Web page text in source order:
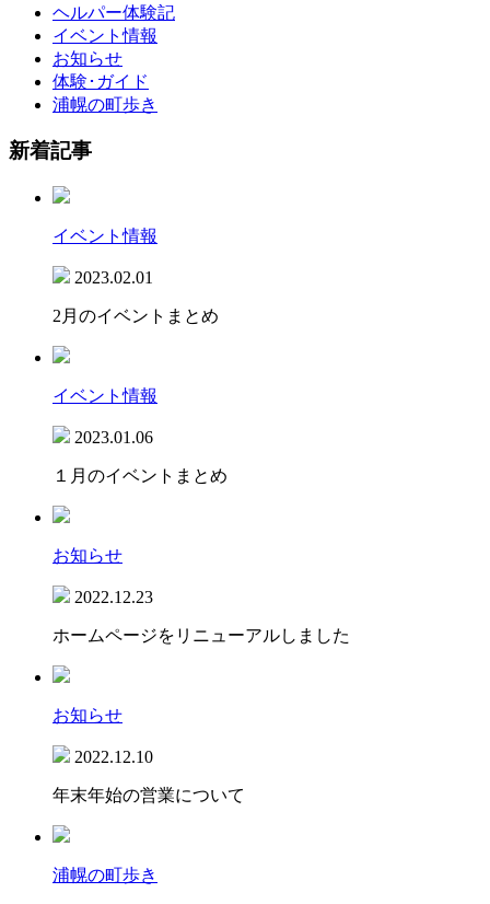
ヘルパー体験記
イベント情報
お知らせ
体験･ガイド
浦幌の町歩き
新着記事
イベント情報
2023.02.01
2月のイベントまとめ
イベント情報
2023.01.06
１月のイベントまとめ
お知らせ
2022.12.23
ホームページをリニューアルしました
お知らせ
2022.12.10
年末年始の営業について
浦幌の町歩き